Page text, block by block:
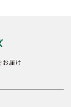
お届け